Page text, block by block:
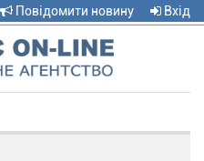
Повідомити новину Вхід
navigation